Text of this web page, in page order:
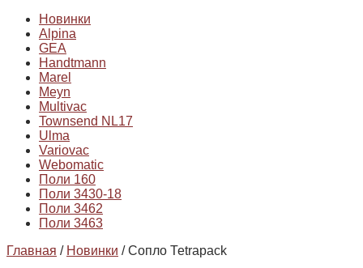
Новинки
Alpina
GEA
Handtmann
Marel
Meyn
Multivac
Townsend NL17
Ulma
Variovac
Webomatic
Поли 160
Поли 3430-18
Поли 3462
Поли 3463
Главная / Новинки / Сопло Теtrapack